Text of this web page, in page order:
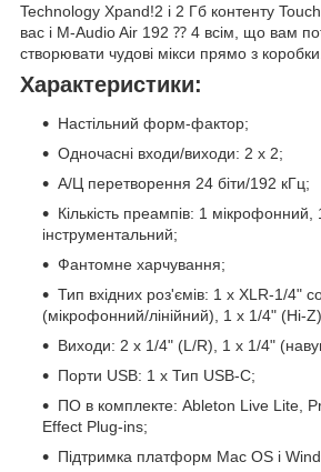
Technology Xpand!2 і 2 Гб контенту
вас і M-Audio Air 192 ⁇ 4 всім, що вам
створювати чудові мікси прямо з коробки.
Характеристики:
Настільний форм-фактор;
Одночасні входи/виходи: 2 х 2;
А/Ц перетворення 24 біти/192 кГц;
Кількість преампів: 1 мікрофонний,
інструментальний;
Фантомне харчування;
Тип вхідних роз'ємів: 1 x XLR-1/4"
(мікрофонний/лінійний), 1 x 1/4" (Hi-
Виходи: 2 x 1/4" (L/R), 1 x 1/4"
Порти USB: 1 x Тип USB-C;
ПО в комплекте: Ableton Live Lite,
Effect Plug-ins;
Підтримка платформ Mac OS і